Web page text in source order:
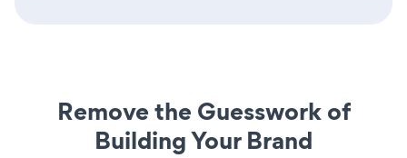
Remove the Guesswork of
Building Your Brand